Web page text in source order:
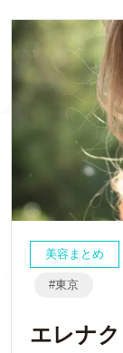
美容まとめ
東京
エレナ